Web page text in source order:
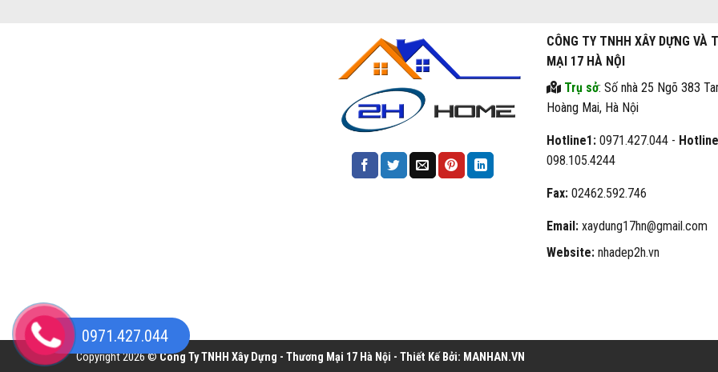
CÔNG TY TNHH XÂY DỰNG VÀ
MẠI 17 HÀ NỘI
Trụ sở: Số nhà 25 Ngõ 383
Hoàng Mai, Hà Nội
Hotline1:0971.427.044 -
098.105.4244
Fax:02462.592.746
Email:xaydung17hn@gmail.com
Website:nhadep2h.vn
Copyright 2026 ©Công Ty TNHH Xây Dựng - Thương Mại 17 Hà Nội - Thiết Kế Bởi: MANHAN.VN
0971.427.044